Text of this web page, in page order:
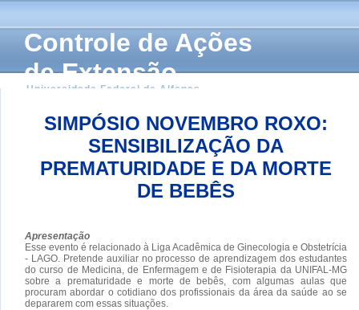
Controle de Ações
de Extensão
Universidade Federal de Alfenas
SIMPÓSIO NOVEMBRO ROXO:
SENSIBILIZAÇÃO DA
PREMATURIDADE E DA MORTE
DE BEBÊS
Apresentação
Esse evento é relacionado à Liga Acadêmica de Ginecologia e Obstetrícia
- LAGO. Pretende auxiliar no processo de aprendizagem dos estudantes
do curso de Medicina, de Enfermagem e de Fisioterapia da UNIFAL-MG
sobre a prematuridade e morte de bebês, com algumas aulas que
procuram abordar o cotidiano dos profissionais da área da saúde ao se
depararem com essas situações.